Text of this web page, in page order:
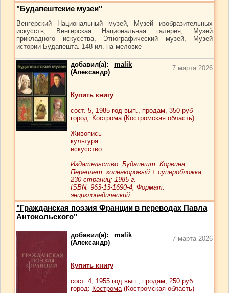
"Будапештские музеи"
Венгерский Национальный музей, Музей изобразительных
искусств, Венгерская Национальная галерея, Музей
прикладного искусства, Этнографический музей, Музей
истории Будапешта. 148 ил. на меловке
добавил(а): malik
(Александр)
7 марта 2026
Купить книгу
сост. 5, 1985 год вып., продам, 350 руб
город: Кострома(Костромская область)
Живопись
культура
искусство
Издательство: Будапешт: Корвина
Переплет: коленкоровый + суперобложка;
230 страниц; 1985 г.
ISBN: 963-13-1690-4; Формат:
энциклопедический
"Гражданская поэзия Франции в переводах Павла
Антокольского"
добавил(а): malik
(Александр)
7 марта 2026
Купить книгу
сост. 4, 1955 год вып., продам, 250 руб
город: Кострома(Костромская область)